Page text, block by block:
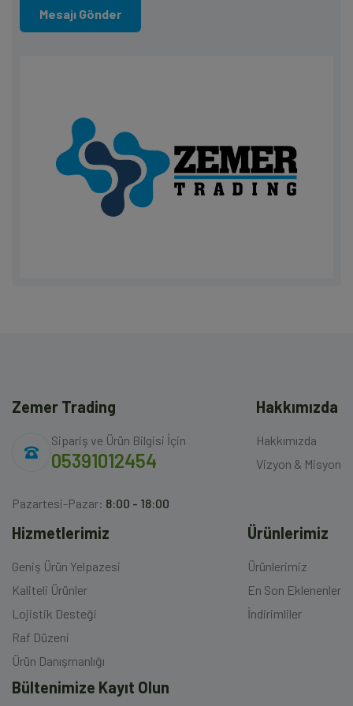
Mesajı Gönder
Zemer Trading
Sipariş ve Ürün Bilgisi İçin
05391012454
Pazartesi-Pazar: 8:00 - 18:00
Hakkımızda
Hakkımızda
Vizyon & Misyon
Hizmetlerimiz
Geniş Ürün Yelpazesi
Kaliteli Ürünler
Lojistik Desteği
Raf Düzeni
Ürün Danışmanlığı
Ürünlerimiz
Ürünlerimiz
En Son Eklenenler
İndirimliler
Bültenimize Kayıt Olun